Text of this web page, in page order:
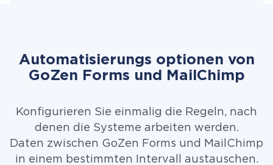
Automatisierungs optionen von
GoZen Forms und MailChimp
Konfigurieren Sie einmalig die Regeln, nach
denen die Systeme arbeiten werden.
Daten zwischen GoZen Forms und MailChimp
in einem bestimmten Intervall austauschen.